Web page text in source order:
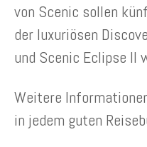
von Scenic sollen
der luxuriösen
und Scenic Eclipse II
Weitere
in jedem guten